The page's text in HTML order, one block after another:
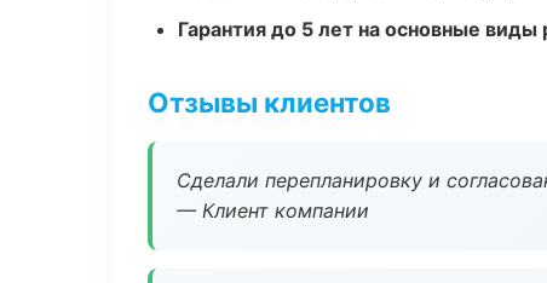
Гарантия до 5 лет на основные виды
Отзывы клиентов
Сделали перепланировку и
— Клиент компании